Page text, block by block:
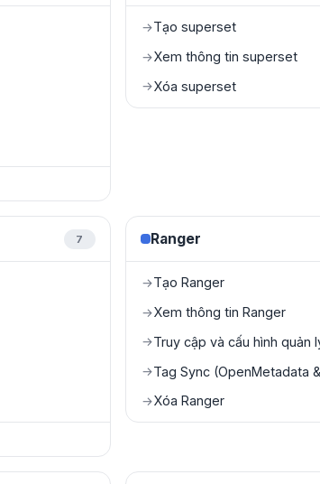
→Tạo superset
→Xem thông tin superset
→Xóa superset
7 Ranger
→Tạo Ranger
→Xem thông tin Ranger
→Truy cập và cấu hình quản
→Tag Sync (OpenMetadata
→Xóa Ranger